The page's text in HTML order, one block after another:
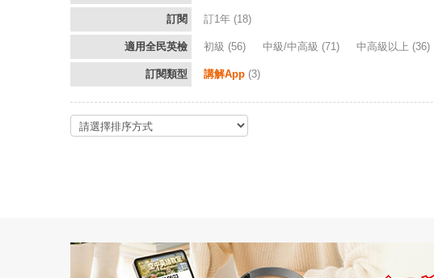
訂閱 訂1年 (18)
適用全民英檢 初級 (56) 中級/中高級 (71) 中高級以上 (36)
訂閱類型 講解App (3)